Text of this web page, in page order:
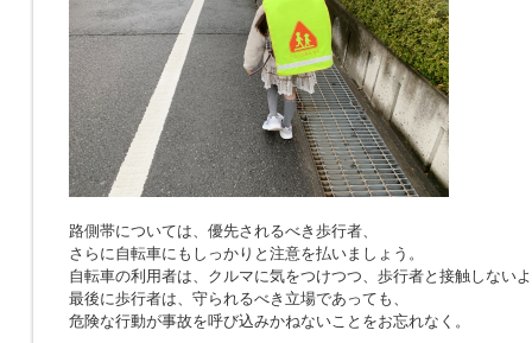
路側帯については、優先されるべき歩行者、
さらに自転車にもしっかりと注意を払いましょう。
自転車の利用者は、クルマに気をつけつつ、歩行者と接触しない
最後に歩行者は、守られるべき立場であっても、
危険な行動が事故を呼び込みかねないことをお忘れなく。